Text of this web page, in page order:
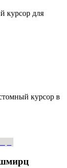
курсор для
курсор в